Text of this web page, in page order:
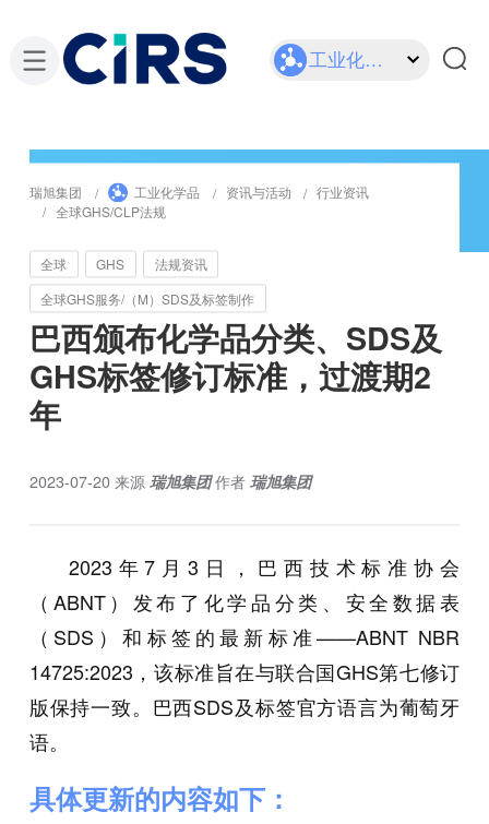
工业化学品
瑞旭集团 工业化学品 资讯与活动
行业资讯
全球GHS/CLP法规
全球 GHS
法规资讯
全球GHS服务/（M）SDS及标签制作
巴西颁布化学品分类、SDS及
GHS标签修订标准，过渡期2
年
2023-07-20 来源 瑞旭集团 作者 瑞旭集团
2023年7月3日，巴西技术标准协会
（ABNT）发布了化学品分类、安全数据表
（SDS）和标签的最新标准——ABNT NBR
14725:2023，该标准旨在与联合国GHS第七修订
版保持一致。巴西SDS及标签官方语言为葡萄牙
语。
具体更新的内容如下：